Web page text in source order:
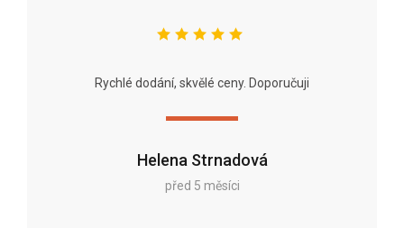
Helena Strnadová
před 5 měsíci
Rychlé dodání, skvělé ceny. Doporučuji